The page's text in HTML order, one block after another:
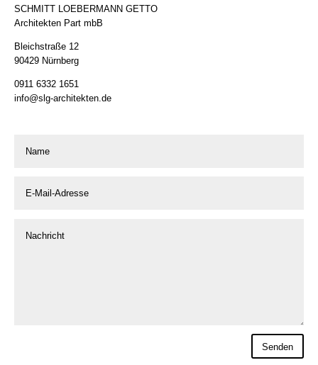
SCHMITT LOEBERMANN GETTO
Architekten Part mbB
Bleichstraße 12
90429 Nürnberg
0911 6332 1651
info@slg-architekten.de
Senden